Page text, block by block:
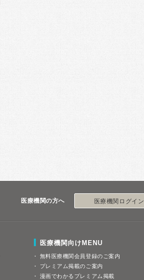
医療機関の方へ 医療機関ログイン
医療機関向けMENU
無料医療機関会員登録のご案内
プレミアム掲載のご案内
漫画でわかるプレミアム掲載